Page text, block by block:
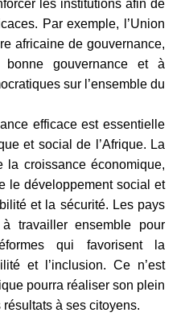
les institutions afin de
Par exemple, l’Union
africaine de gouvernance,
gouvernance et à
sur l’ensemble du
efficace est essentielle
et social de l’Afrique. La
la croissance économique,
le développement social et
et la sécurité. Les pays
travailler ensemble pour
qui favorisent la
et l’inclusion. Ce n’est
pourra réaliser son plein
à ses citoyens.